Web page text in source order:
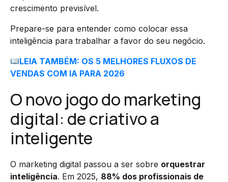
crescimento previsível.
Prepare-se para entender como colocar essa
inteligência para trabalhar a favor do seu negócio.
LEIA TAMBÉM: OS 5 MELHORES FLUXOS DE
VENDAS COM IA PARA 2026
O novo jogo do marketing
digital: de criativo a
inteligente
O marketing digital passou a ser sobre orquestrar
inteligência. Em 2025, 88% dos profissionais de